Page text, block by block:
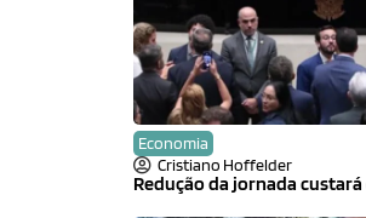
Economia
Cristiano Hoffelder
Redução da jornada custará